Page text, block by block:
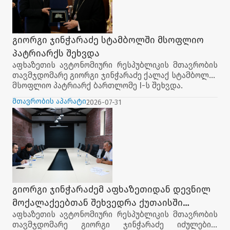
გიორგი ჯინჭარაძე სტამბოლში მსოფლიო
პატრიარქს შეხვდა
აფხაზეთის ავტონომიური რესპუბლიკის მთავრობის
თავმჯდომარე გიორგი ჯინჭარაძე ქალაქ სტამბოლში
მსოფლიო პატრიარქ ბართლომე I-ს შეხვდა.
შეხვედრაზე მსოფლიო პატრიარქმა საქართველოს
ტერიტორიული მთლიანობისა და სუვერენიტეტის
მიმართ მხარდაჭერა კიდევ ერთხელ დაადასტურა
და კონფლიქტით დაზარალებულ მოსახლეობას
მხარდაჭერა აღუთქვა.
საუბარი შეეხო, ასევე, აფხაზეთის ომით
დაზარალებული მოსახლეობის ჰუმანიტარულ
მდგომარეობასა და იძულებით გადაადგილებულ
პირთა უფლებებს. მთავრობის თავმჯდომარემ ხაზი
გაუსვა აფხაზეთის ტერიტორიაზე არსებული
მართლმადიდებლური ტაძრების, მონასტრებისა და
მთავრობის აპარატი2026-07-31
გიორგი ჯინჭარაძემ აფხაზეთიდან დევნილ
მოქალაქეებთან შეხვედრა ქუთაისში
გამართა
აფხაზეთის ავტონომიური რესპუბლიკის მთავრობის
თავმჯდომარე გიორგი ჯინჭარაძე იძულებით